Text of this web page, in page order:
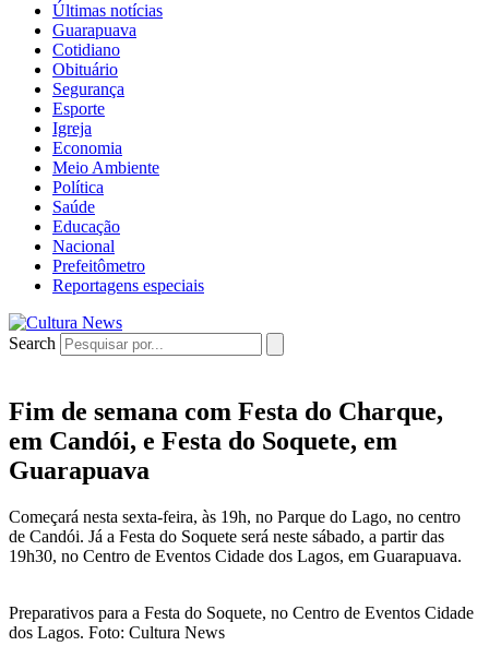
Últimas notícias
Guarapuava
Cotidiano
Obituário
Segurança
Esporte
Igreja
Economia
Meio Ambiente
Política
Saúde
Educação
Nacional
Prefeitômetro
Reportagens especiais
Search
Fim de semana com Festa do Charque,
em Candói, e Festa do Soquete, em
Guarapuava
Começará nesta sexta-feira, às 19h, no Parque do Lago, no centro
de Candói. Já a Festa do Soquete será neste sábado, a partir das
19h30, no Centro de Eventos Cidade dos Lagos, em Guarapuava.
Preparativos para a Festa do Soquete, no Centro de Eventos Cidade
dos Lagos. Foto: Cultura News